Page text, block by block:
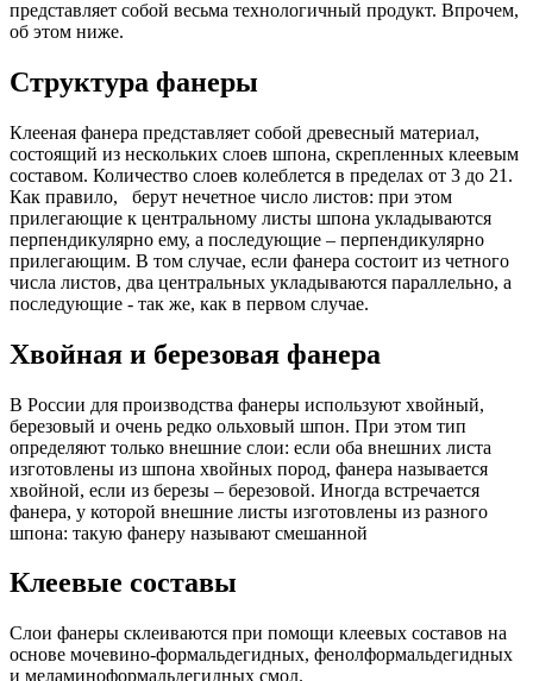
представляет собой весьма технологичный продукт. Впрочем,
об этом ниже.
Структура фанеры
Клееная фанера представляет собой древесный материал,
состоящий из нескольких слоев шпона, скрепленных клеевым
составом. Количество слоев колеблется в пределах от 3 до 21.
Как правило, берут нечетное число листов: при этом
прилегающие к центральному листы шпона укладываются
перпендикулярно ему, а последующие – перпендикулярно
прилегающим. В том случае, если фанера состоит из четного
числа листов, два центральных укладываются параллельно, а
последующие - так же, как в первом случае.
Хвойная и березовая фанера
В России для производства фанеры используют хвойный,
березовый и очень редко ольховый шпон. При этом тип
определяют только внешние слои: если оба внешних листа
изготовлены из шпона хвойных пород, фанера называется
хвойной, если из березы – березовой. Иногда встречается
фанера, у которой внешние листы изготовлены из разного
шпона: такую фанеру называют смешанной
Клеевые составы
Слои фанеры склеиваются при помощи клеевых составов на
основе мочевино-формальдегидных, фенолформальдегидных
и меламиноформальдегидных смол.